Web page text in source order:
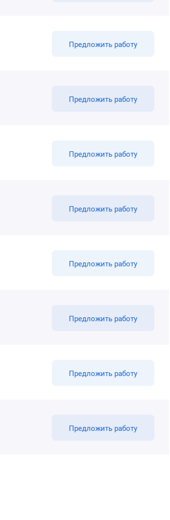
Предложить работу
Предложить работу
Предложить работу
Предложить работу
Предложить работу
Предложить работу
Предложить работу
Предложить работу